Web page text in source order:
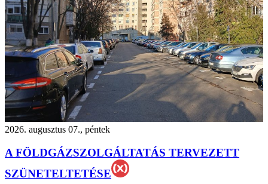
2026. augusztus 07., péntek
A FÖLDGÁZSZOLGÁLTATÁS TERVEZETT
SZÜNETELTETÉSE